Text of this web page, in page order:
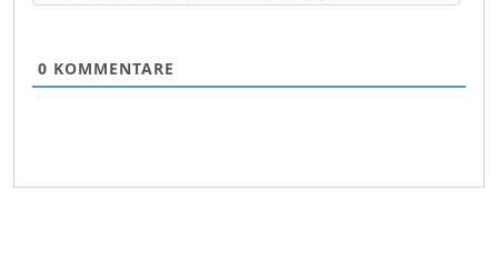
0 KOMMENTARE